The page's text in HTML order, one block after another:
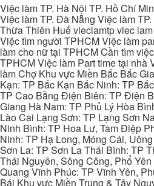
Việc làm TP. Hà Nội TP. Hồ Chí
Việc làm TP. Đà Nẵng Việc làm
Thừa Thiên Huế vieclamtp viec
Việc tìm người TPHCM Việc làm
làm cho nữ tại TPHCM Cần tìm
TPHCM Việc làm Part time tại nhà
làm Chợ Khu vực Miền Bắc Bắc
Kạn: TP Bắc Kạn Bắc Ninh: TP
TP Cao Bằng Điện Biên: TP Điện
Giang Hà Nam: TP Phủ Lý Hòa
Lào Cai Lạng Sơn: TP Lạng Sơn
Ninh Bình: TP Hoa Lư, Tam Điệp
Ninh: TP Hạ Long, Móng Cái,
Sơn La: TP Sơn La Thái Bình: TP
Thái Nguyên, Sông Công, Phổ
Quang Vĩnh Phúc: TP Vĩnh Yên,
Bái Khu vực Miền Trung & Tây